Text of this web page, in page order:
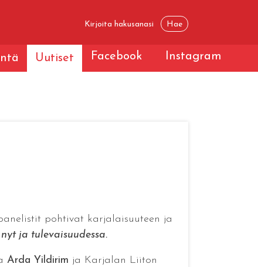
Uutiset Facebook Instagram
pohtivat karjalaisuuteen ja
ja tulevaisuudessa.
Arda Yildirim ja Karjalan Liiton